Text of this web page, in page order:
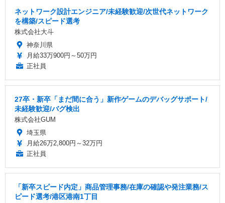
ネットワーク設計エンジニア/未経験歓迎/次世代ネットワーク
を構築/スピード選考
株式会社大斗
神奈川県
月給33万900円～50万円
正社員
27卒・新卒「まだ間に合う」新作ゲームのデバッグサポート/
未経験歓迎/バグ検出
株式会社GUM
埼玉県
月給26万2,800円～32万円
正社員
「新卒スピード内定」商品管理事務/在庫の確認や発注業務/ス
ピード選考/港区港南1丁目